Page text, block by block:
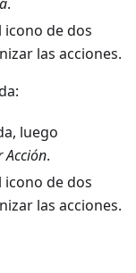
.
de dos
las acciones.
luego
Acción.
de dos
las acciones.